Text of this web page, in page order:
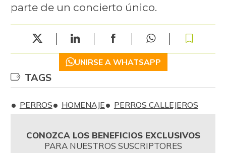
parte de un concierto único.
UNIRSE A WHATSAPP
TAGS
PERROS HOMENAJE PERROS CALLEJEROS
CONOZCA LOS BENEFICIOS EXCLUSIVOS
PARA NUESTROS SUSCRIPTORES